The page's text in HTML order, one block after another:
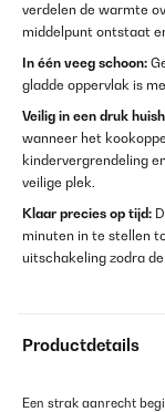
verdelen de warmte
middelpunt ontstaat
In één veeg schoon:
gladde oppervlak is
Veilig in een druk
wanneer het
kindervergrendeling
veilige plek.
Klaar precies op tijd:
minuten in te stellen
uitschakeling zodra
Productdetails
Een strak aanrecht